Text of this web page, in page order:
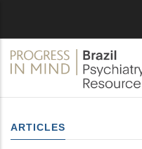
ARTICLES